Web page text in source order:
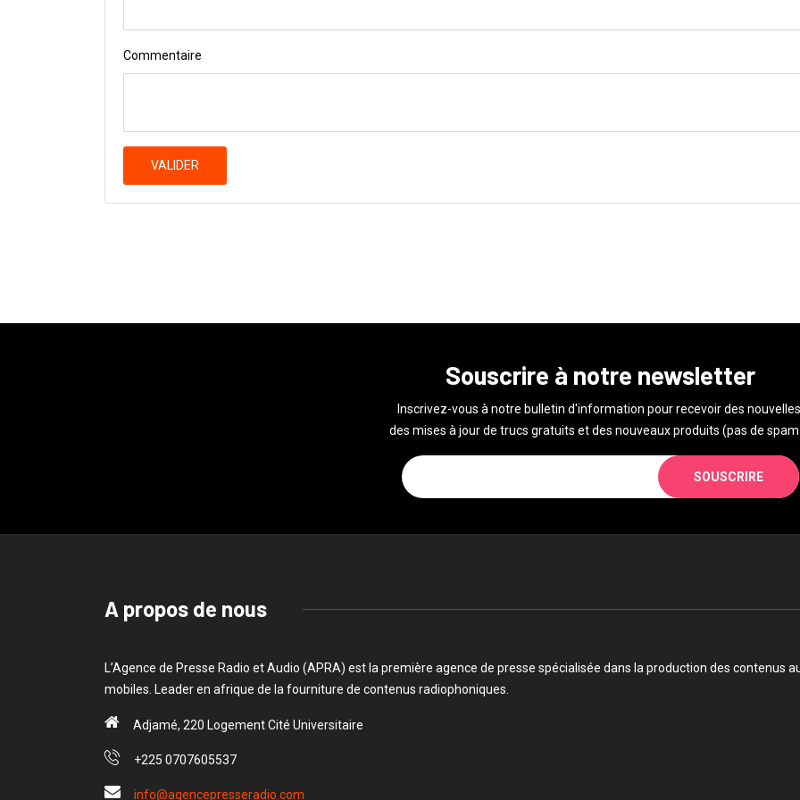
Commentaire
VALIDER
Souscrire à notre newsletter
Inscrivez-vous à notre bulletin d'information pour recevoir des
des mises à jour de trucs gratuits et des nouveaux produits (pas de spam
SOUSCRIRE
A propos de nous
L’Agence de Presse Radio et Audio (APRA) est la première agence de presse spécialisée dans la production des contenus
mobiles. Leader en afrique de la fourniture de contenus radiophoniques.
Adjamé, 220 Logement Cité Universitaire
+225 0707605537
info@agencepresseradio.com